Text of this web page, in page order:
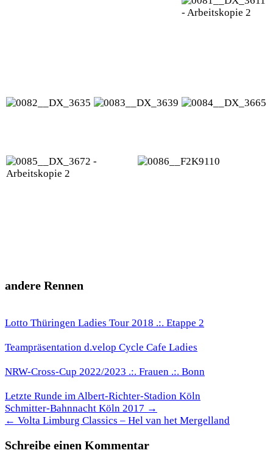
andere Rennen
Lotto Thüringen Ladies Tour 2018 .:. Etappe 2
Teampräsentation d.velop Cycle Cafe Ladies
NRW-Cross-Cup 2022/2023 .:. Frauen .:. Bonn
Letzte Runde im Albert-Richter-Stadion Köln
Beitragsnavigation
Schmitter-Bahnnacht Köln 2017 →
← Volta Limburg Classics – Hel van het Mergelland
Schreibe einen Kommentar